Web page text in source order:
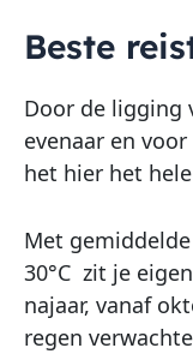
Beste
Door de ligging
evenaar en
het hier het
Met
30°C zit je
najaar, vanaf
regen